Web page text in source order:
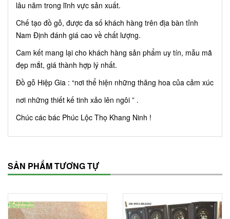
lâu năm trong lĩnh vực sản xuất.
Chế tạo đồ gỗ, được đa số khách hàng trên địa bàn tỉnh
Nam Định đánh giá cao về chất lượng.
Cam kết mang lại cho khách hàng sản phẩm uy tín, mẫu mã
đẹp mắt, giá thành hợp lý nhất.
Đồ gỗ Hiệp Gia : “nơi thể hiện những thăng hoa của cảm xúc
nơi những thiết kế tinh xảo lên ngôi ” .
Chúc các bác Phúc Lộc Thọ Khang Ninh !
SẢN PHẨM TƯƠNG TỰ